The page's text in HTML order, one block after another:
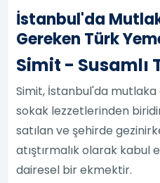
İstanbul'da
Gereken Türk
Simit - Susamlı
Simit, İstanbul'da
sokak lezzetlerinden
satılan ve şehirde
atıştırmalık olarak kabul
dairesel bir ekmektir.